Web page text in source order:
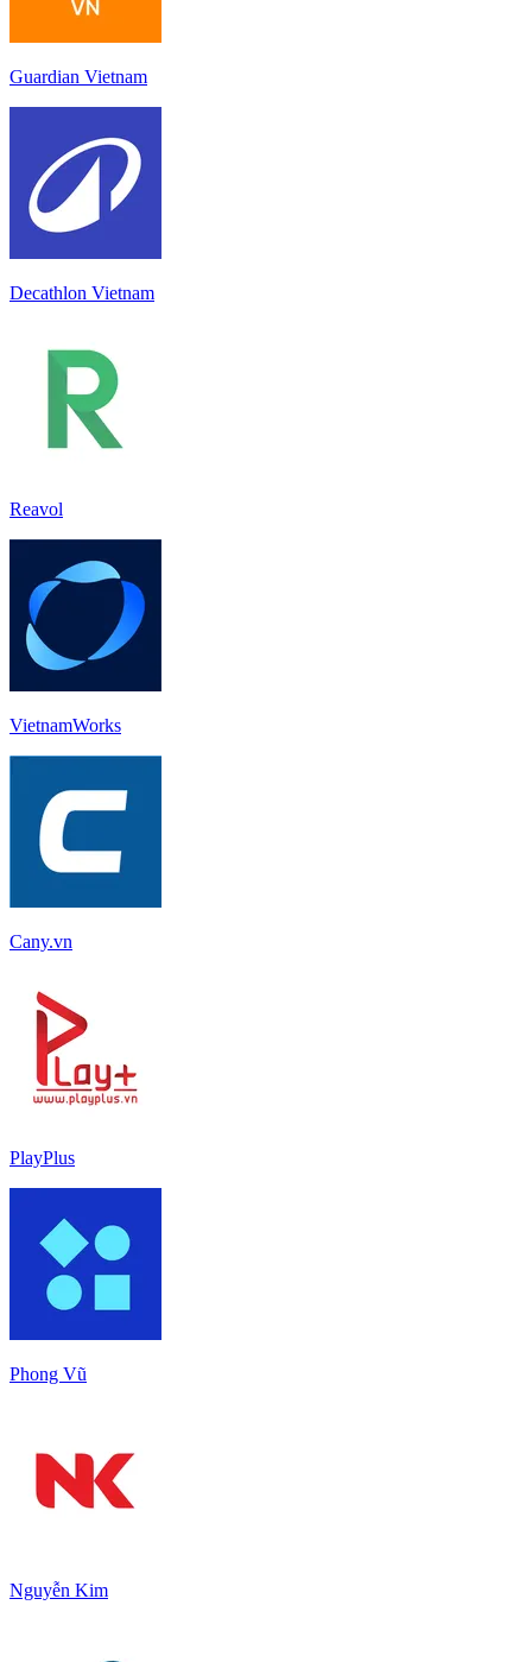
Guardian Vietnam
Decathlon Vietnam
Reavol
VietnamWorks
Cany.vn
PlayPlus
Phong Vũ
Nguyễn Kim